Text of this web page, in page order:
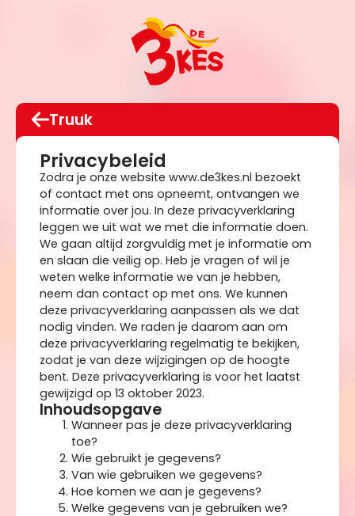
Truuk
Privacybeleid
Zodra je onze website www.de3kes.nl bezoekt
of contact met ons opneemt, ontvangen we
informatie over jou. In deze privacyverklaring
leggen we uit wat we met die informatie doen.
We gaan altijd zorgvuldig met je informatie om
en slaan die veilig op. Heb je vragen of wil je
weten welke informatie we van je hebben,
neem dan contact op met ons. We kunnen
deze privacyverklaring aanpassen als we dat
nodig vinden. We raden je daarom aan om
deze privacyverklaring regelmatig te bekijken,
zodat je van deze wijzigingen op de hoogte
bent. Deze privacyverklaring is voor het laatst
gewijzigd op 13 oktober 2023.
Inhoudsopgave
Wanneer pas je deze privacyverklaring
toe?
Wie gebruikt je gegevens?
Van wie gebruiken we gegevens?
Hoe komen we aan je gegevens?
Welke gegevens van je gebruiken we?